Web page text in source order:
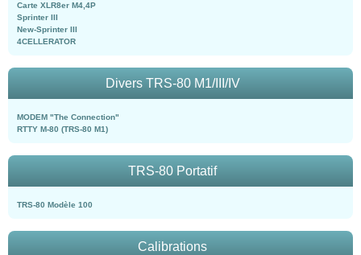
Carte XLR8er M4,4P
Sprinter III
New-Sprinter III
4CELLERATOR
Divers TRS-80 M1/III/IV
MODEM "The Connection"
RTTY M-80 (TRS-80 M1)
TRS-80 Portatif
TRS-80 Modèle 100
Calibrations